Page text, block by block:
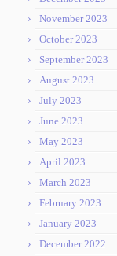
November 2023
October 2023
September 2023
August 2023
July 2023
June 2023
May 2023
April 2023
March 2023
February 2023
January 2023
December 2022